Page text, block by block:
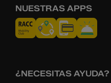
NUESTRAS APPS
¿NECESITAS AYUDA?